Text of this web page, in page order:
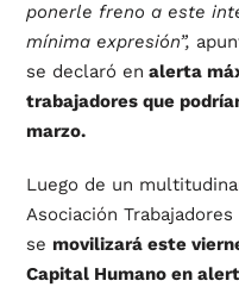
ponerle freno a este
mínima expresión”,
se declaró en alerta
trabajadores que
marzo.
Luego de un
Asociación
se movilizará este
Capital Humano en